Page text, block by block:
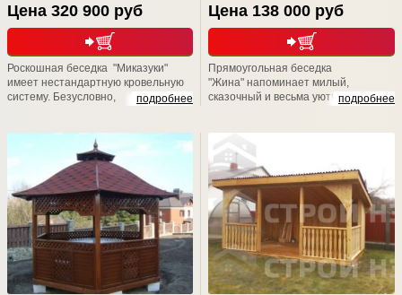
Цена 320 900 руб
подробнее
Роскошная беседка "Mиказуки"
имеет нестандартную кровельную
систему. Безусловно,
нетипичному дизайнерскому
решению, но и быстрому удалению
дыма за пределы места отдыха.
Возможен любой размерный ряд!
Цена 138 000 руб
подробнее
Прямоугольная беседка
"Жина" напоминает милый,
сказочный и весьма уютный
но и в период межсезонья. За
дополнительную плату имеется
возможность смены базового
кровельного материала, а также
установку входной филенчатой
двери.